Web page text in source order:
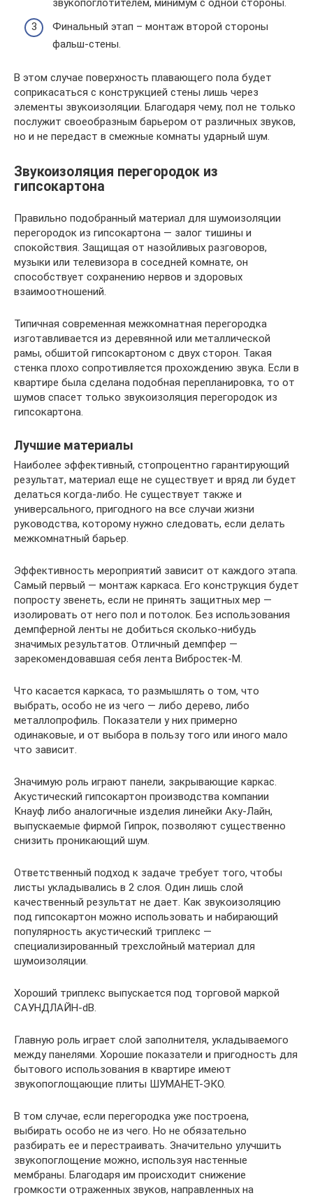
звукопоглотителем, минимум с одной стороны.
Финальный этап – монтаж второй стороны
фальш-стены.
В этом случае поверхность плавающего пола будет
соприкасаться с конструкцией стены лишь через
элементы звукоизоляции. Благодаря чему, пол не только
послужит своеобразным барьером от различных звуков,
но и не передаст в смежные комнаты ударный шум.
Звукоизоляция перегородок из
гипсокартона
Правильно подобранный материал для шумоизоляции
перегородок из гипсокартона — залог тишины и
спокойствия. Защищая от назойливых разговоров,
музыки или телевизора в соседней комнате, он
способствует сохранению нервов и здоровых
взаимоотношений.
Типичная современная межкомнатная перегородка
изготавливается из деревянной или металлической
рамы, обшитой гипсокартоном с двух сторон. Такая
стенка плохо сопротивляется прохождению звука. Если в
квартире была сделана подобная перепланировка, то от
шумов спасет только звукоизоляция перегородок из
гипсокартона.
Лучшие материалы
Наиболее эффективный, стопроцентно гарантирующий
результат, материал еще не существует и вряд ли будет
делаться когда-либо. Не существует также и
универсального, пригодного на все случаи жизни
руководства, которому нужно следовать, если делать
межкомнатный барьер.
Эффективность мероприятий зависит от каждого этапа.
Самый первый — монтаж каркаса. Его конструкция будет
попросту звенеть, если не принять защитных мер —
изолировать от него пол и потолок. Без использования
демпферной ленты не добиться сколько-нибудь
значимых результатов. Отличный демпфер —
зарекомендовавшая себя лента Вибростек-М.
Что касается каркаса, то размышлять о том, что
выбрать, особо не из чего — либо дерево, либо
металлопрофиль. Показатели у них примерно
одинаковые, и от выбора в пользу того или иного мало
что зависит.
Значимую роль играют панели, закрывающие каркас.
Акустический гипсокартон производства компании
Кнауф либо аналогичные изделия линейки Аку-Лайн,
выпускаемые фирмой Гипрок, позволяют существенно
снизить проникающий шум.
Ответственный подход к задаче требует того, чтобы
листы укладывались в 2 слоя. Один лишь слой
качественный результат не дает. Как звукоизоляцию
под гипсокартон можно использовать и набирающий
популярность акустический триплекс —
специализированный трехслойный материал для
шумоизоляции.
Хороший триплекс выпускается под торговой маркой
САУНДЛАЙН-dB.
Главную роль играет слой заполнителя, укладываемого
между панелями. Хорошие показатели и пригодность для
бытового использования в квартире имеют
звукопоглощающие плиты ШУМАНЕТ-ЭКО.
В том случае, если перегородка уже построена,
выбирать особо не из чего. Но не обязательно
разбирать ее и перестраивать. Значительно улучшить
звукопоглощение можно, используя настенные
мембраны. Благодаря им происходит снижение
громкости отраженных звуков, направленных на